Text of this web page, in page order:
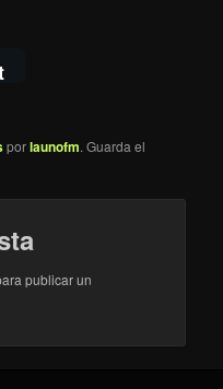
porlaunofm. Guarda el
publicar un